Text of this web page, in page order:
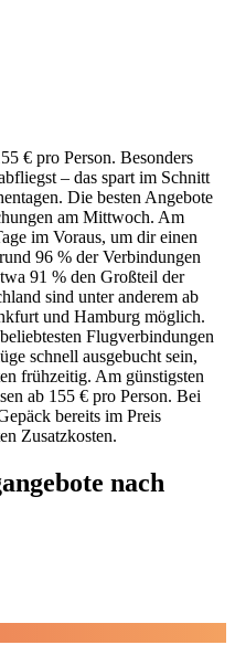
€ pro Person. Besonders
– das spart im Schnitt
Die besten Angebote
am Mittwoch. Am
im Voraus, um dir einen
96 % der Verbindungen
91 % den Großteil der
sind unter anderem ab
und Hamburg möglich.
Flugverbindungen
schnell ausgebucht sein,
frühzeitig. Am günstigsten
ab 155 € pro Person. Bei
bereits im Preis
Zusatzkosten.
nach